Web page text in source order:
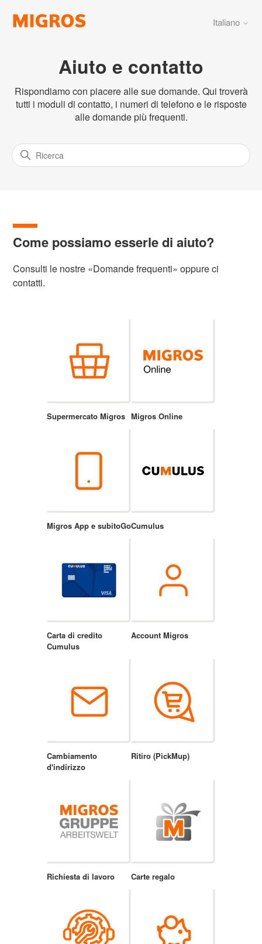
Italiano
Aiuto e contatto
Rispondiamo con piacere alle sue domande. Qui troverà
tutti i moduli di contatto, i numeri di telefono e le risposte
alle domande più frequenti.
Come possiamo esserle di aiuto?
Consulti le nostre «Domande frequenti» oppure ci
contatti.
Supermercato Migros Migros Online
Migros App e subitoGoCumulus
Carta di credito
Cumulus
Account Migros
Cambiamento
d'indirizzo
Ritiro (PickMup)
Richiesta di lavoro Carte regalo